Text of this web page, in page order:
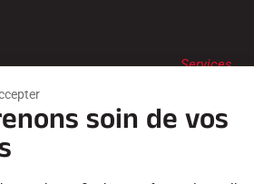
Services
LES
soin de vos